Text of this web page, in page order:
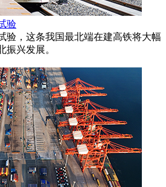
验
验，这条我国最北端在建高铁将大幅
振兴发展。